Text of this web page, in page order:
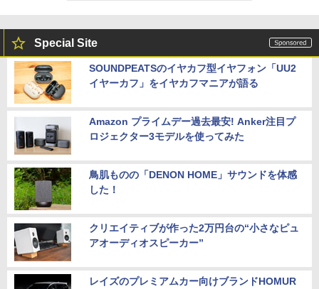
Special Site
SOUNDPEATSのイヤカフ型イヤフォン「UU2
イヤーカフ」をイヤカフマニアが語る
Amazon プライムデー過去最安! Anker注目プ
ロジェクター3モデルを使ってみた
鳥肌ものの「DENON HOME」サウンドを体感
した！
クリエイティブが作った2万円台の“小さなピュ
アオーディオスピーカー”
レイズのプレミアムカー向けブランドHOMUR